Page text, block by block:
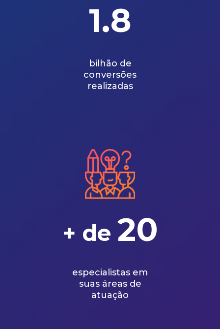
1.8
bilhão de
conversões
realizadas
+ de 20
especialistas em
suas áreas de
atuação